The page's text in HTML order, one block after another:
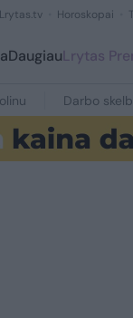
Lrytas.tv Horoskopai
DaugiauLrytas
Darbo